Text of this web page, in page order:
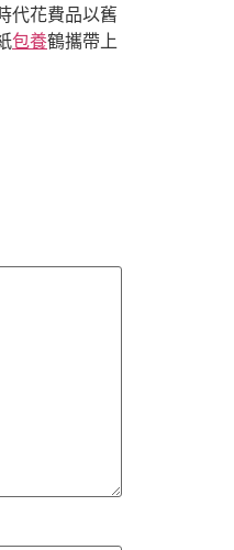
代花費品以舊
包養鶴攜帶上